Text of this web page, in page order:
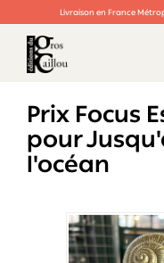
Livraison en France
Prix Focus
pour
l'océan